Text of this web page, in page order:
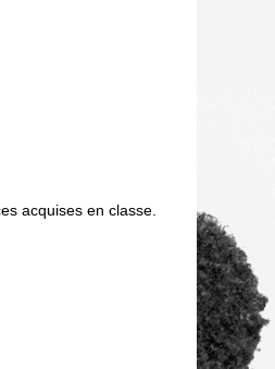
acquises en classe.